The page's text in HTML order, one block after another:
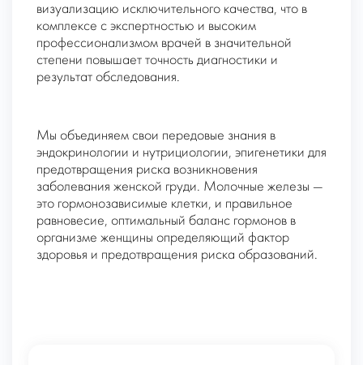
визуализацию исключительного качества, что в
комплексе с экспертностью и высоким
профессионализмом врачей в значительной
степени повышает точность диагностики и
результат обследования.
Мы объединяем свои передовые знания в
эндокринологии и нутрициологии, эпигенетики для
предотвращения риска возникновения
заболевания женской груди. Молочные железы —
это гормонозависимые клетки, и правильное
равновесие, оптимальный баланс гормонов в
организме женщины определяющий фактор
здоровья и предотвращения риска образований.